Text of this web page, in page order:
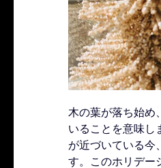
木の葉が落ち始め
いることを意味し
が近づいている今
す。このホリデー